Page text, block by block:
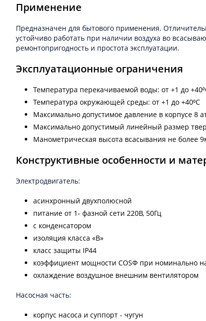
Применение
Предназначен для бытового применения.
устойчиво работать при наличии воздуха во
ремонтопригодность и простота эксплуатации.
Эксплуатационные ограничения
Температура перекачиваемой воды: от +1 до
Температура окружающей среды: от +1 до +40⁰С
Максимально допустимое давление в корпусе 8
Максимально допустимый линейный размер
Манометрическая высота всасывания не более
Конструктивные особенности и
Электродвигатель:
асинхронный двухполюсной
питание от 1- фазной сети 220В, 50Гц
с конденсатором
изоляция класса «В»
класс защиты IP44
коэффициент мощности COSФ при номинально
охлаждение воздушное внешним вентилятором
Насосная часть:
корпус насоса и суппорт - чугун